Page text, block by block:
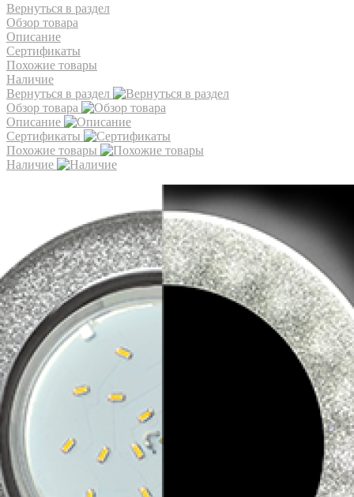
Вернуться в раздел
Обзор товара
Описание
Сертификаты
Похожие товары
Наличие
Вернуться в раздел
Обзор товара
Описание
Сертификаты
Похожие товары
Наличие